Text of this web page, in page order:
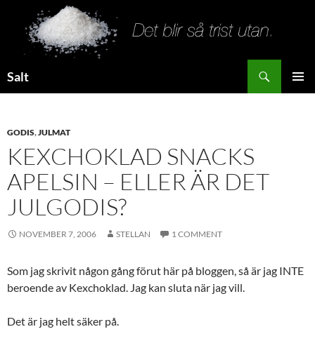
Salt
GODIS,JULMAT
KEXCHOKLAD SNACKS
APELSIN – ELLER ÄR DET
JULGODIS?
NOVEMBER 7, 2006 STELLAN 1 COMMENT
Som jag skrivit någon gång förut här på bloggen, så är jag INTE
beroende av Kexchoklad. Jag kan sluta när jag vill.
Det är jag helt säker på.